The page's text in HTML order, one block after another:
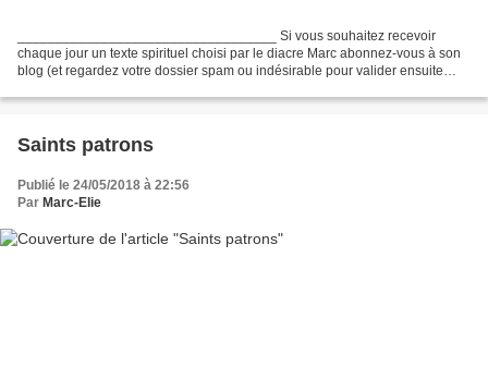
__________________________________ Si vous souhaitez recevoir
chaque jour un texte spirituel choisi par le diacre Marc abonnez-vous à son
blog (et regardez votre dossier spam ou indésirable pour valider ensuite
Saints patrons
Publié le 24/05/2018 à 22:56
Par Marc-Elie